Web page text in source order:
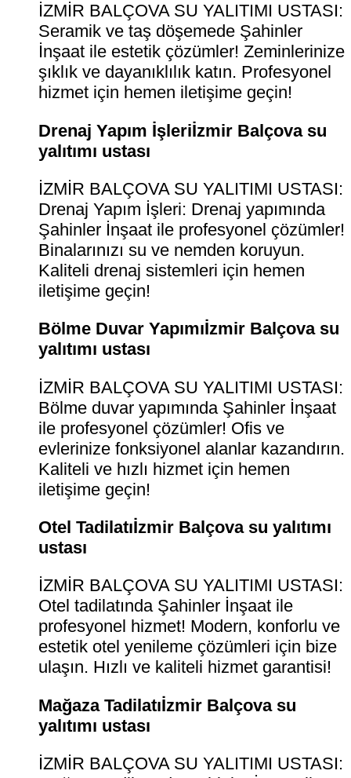
İZMİR BALÇOVA SU YALITIMI USTASI:
Seramik ve taş döşemede Şahinler
İnşaat ile estetik çözümler! Zeminlerinize
şıklık ve dayanıklılık katın. Profesyonel
hizmet için hemen iletişime geçin!
Drenaj Yapım İşleriİzmir Balçova su
yalıtımı ustası
İZMİR BALÇOVA SU YALITIMI USTASI:
Drenaj Yapım İşleri: Drenaj yapımında
Şahinler İnşaat ile profesyonel çözümler!
Binalarınızı su ve nemden koruyun.
Kaliteli drenaj sistemleri için hemen
iletişime geçin!
Bölme Duvar Yapımıİzmir Balçova su
yalıtımı ustası
İZMİR BALÇOVA SU YALITIMI USTASI:
Bölme duvar yapımında Şahinler İnşaat
ile profesyonel çözümler! Ofis ve
evlerinize fonksiyonel alanlar kazandırın.
Kaliteli ve hızlı hizmet için hemen
iletişime geçin!
Otel Tadilatıİzmir Balçova su yalıtımı
ustası
İZMİR BALÇOVA SU YALITIMI USTASI:
Otel tadilatında Şahinler İnşaat ile
profesyonel hizmet! Modern, konforlu ve
estetik otel yenileme çözümleri için bize
ulaşın. Hızlı ve kaliteli hizmet garantisi!
Mağaza Tadilatıİzmir Balçova su
yalıtımı ustası
İZMİR BALÇOVA SU YALITIMI USTASI: